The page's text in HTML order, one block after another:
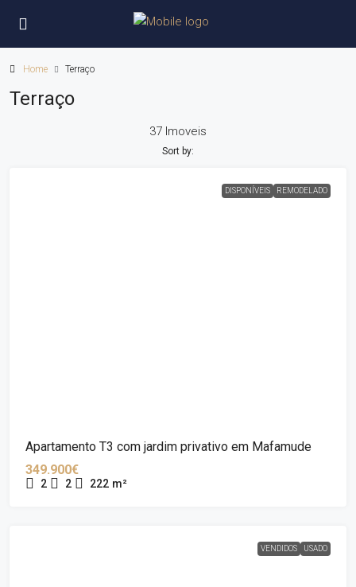
Home Terraço
Terraço
37 Imoveis
Sort by:
DISPONÍVEIS REMODELADO
Apartamento T3 com jardim privativo em Mafamude
349.900€
2 2 222 m²
VENDIDOS USADO